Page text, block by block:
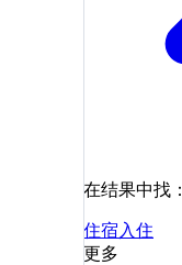
在结果中找：
住宿 入住
更多